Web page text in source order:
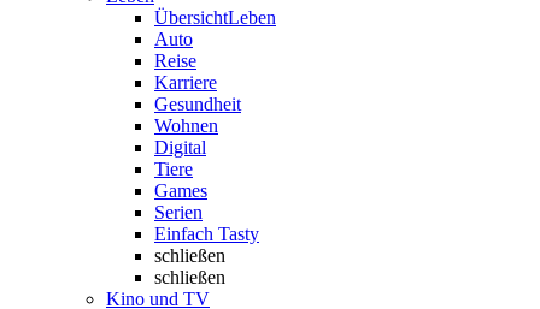
ÜbersichtLeben
Auto
Reise
Karriere
Gesundheit
Wohnen
Digital
Tiere
Games
Serien
Einfach Tasty
schließen
schließen
Kino und TV